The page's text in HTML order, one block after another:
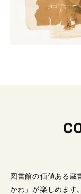
図書館の価値ある蔵
かわ」が楽しめます。